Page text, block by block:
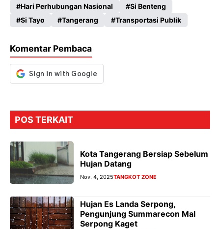
b
o
k
ts
A
p
gr
a
se
n
er
Hari Perhubungan Nasional
Si Benteng
Si Tayo
Tangerang Transportasi Publik
Komentar Pembaca
POS TERKAIT
Kota Tangerang Bersiap Sebelum
Hujan Datang
Nov. 4, 2025TANGKOT ZONE
Hujan Es Landa Serpong,
Pengunjung Summarecon Mal
Serpong Kaget